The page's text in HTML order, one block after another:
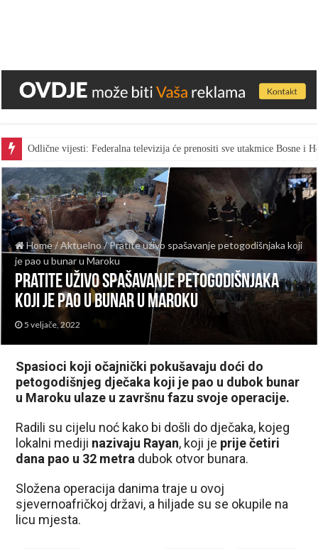
Odlične vijesti: Federalna televizija će prenositi sve utakmice Bosne i
Home/Aktuelno/Pratite uživo spašavanje petogodišnjaka koji
je pao u bunar u Maroku
Pratite uživo spašavanje petogodišnjaka
koji je pao u bunar u Maroku
5 veljače, 2022
Spasioci koji očajnički pokušavaju doći do
petogodišnjeg dječaka koji je pao u dubok bunar
u Maroku ulaze u završnu fazu svoje operacije.
Radili su cijelu noć kako bi došli do dječaka, kojeg
lokalni mediji nazivaju Rayan, koji je prije četiri
dana pao u 32 metra dubok otvor bunara.
Složena operacija danima traje u ovoj
sjevernoafričkoj državi, a hiljade su se okupile na
licu mjesta.